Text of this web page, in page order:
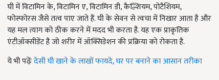
घी में विटामिन के, विटामिन ए, विटामिन डी, कैल्शियम, पोटैशियम,
फोस्फोरस जैसे तत्व पाए जाते हैं. घी के सेवन से त्वचा में निखार आता है और
यह मल त्याग को ठीक करने में मदद भी करता है. यह एक प्राकृतिक
एंटीऑक्सीडेंट है जो शरीर में ऑक्सिडेशन की प्रक्रिया को रोकता है.
ये भी पढ़ेंःदेसी घी खाने के लाखों फायदे, घर पर बनाने का आसान तरीका